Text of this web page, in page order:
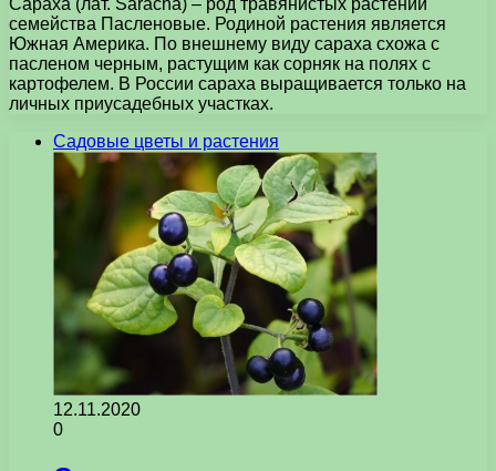
семейства Пасленовые. Родиной растения является
Южная Америка. По внешнему виду сараха схожа с
пасленом черным, растущим как сорняк на полях с
картофелем. В России сараха выращивается только на
личных приусадебных участках.
Садовые цветы и растения
12.11.2020
0